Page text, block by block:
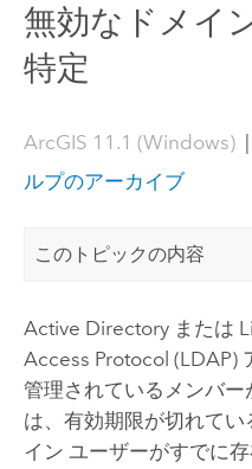
無効なドメイ
特定
ArcGIS 11.1 (Windows)|
ルプのアーカイブ
このトピックの内容
Active Directory または
Access Protocol (LDAP)
管理されているメンバ
は、有効期限が切れて
イン ユーザーがすでに